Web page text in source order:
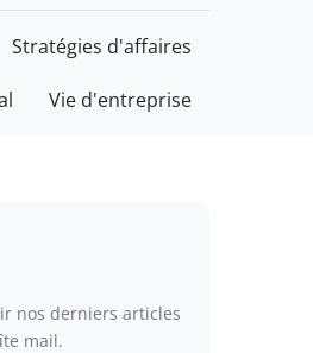
Stratégies d'affaires
Vie d'entreprise
nos derniers articles
mail.